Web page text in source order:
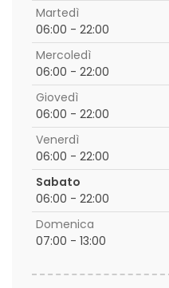
Martedì
06:00 - 22:00
Mercoledì
06:00 - 22:00
Giovedì
06:00 - 22:00
Venerdì
06:00 - 22:00
Sabato
06:00 - 22:00
Domenica
07:00 - 13:00